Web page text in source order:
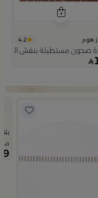
هوم 4.2
صحون مستطيلة بنقش التمر
مبخرة